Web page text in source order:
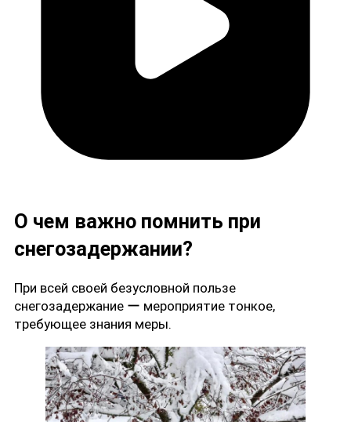
О чем важно помнить при
снегозадержании?
При всей своей безусловной пользе
снегозадержание ー мероприятие тонкое,
требующее знания меры.